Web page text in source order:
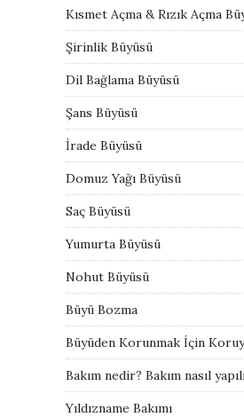
Kısmet Açma & Rızık Açma
Şirinlik Büyüsü
Dil Bağlama Büyüsü
Şans Büyüsü
İrade Büyüsü
Domuz Yağı Büyüsü
Saç Büyüsü
Yumurta Büyüsü
Nohut Büyüsü
Büyü Bozma
Büyüden Korunmak İçin
Bakım nedir? Bakım nasıl
Yıldızname Bakımı